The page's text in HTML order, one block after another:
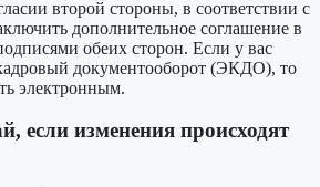
второй стороны, в соответствии с
дополнительное соглашение в
обеих сторон. Если у вас
документооборот (ЭКДО), то
электронным.
если изменения происходят